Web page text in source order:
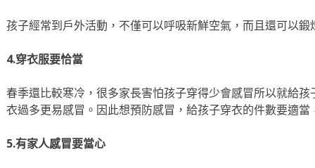
孩子經常到戶外活動，不僅可以呼吸新鮮空氣，而且還可以
4.穿衣服要恰當
春季還比較寒冷，很多家長害怕孩子穿得少會感冒所以就給
衣過多更易感冒。因此想預防感冒，給孩子穿衣的件數要適
5.有家人感冒要當心